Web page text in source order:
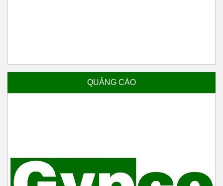
QUẢNG CÁO